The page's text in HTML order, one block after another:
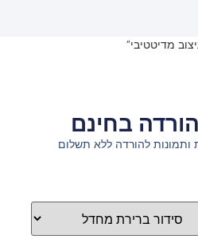
מדיטטיבי”
בחינם
ותמונות להורדה ללא תשלום